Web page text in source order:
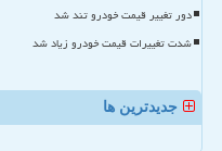
دور تغییر قیمت خودرو تند شد
شدت تغییرات قیمت خودرو زیاد شد
جدیدترین ها